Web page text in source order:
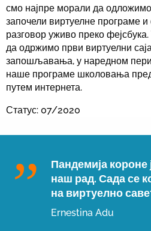
смо најпре морали да
започели виртуелне програме
разговор уживо преко
да одржимо први виртуелни
запошљавања, у наредном
наше програме школовања
путем интернета.
Статус: 07/2020
Пандемија короне
наш рад. Сада се
на виртуелно
Ernestina Adu